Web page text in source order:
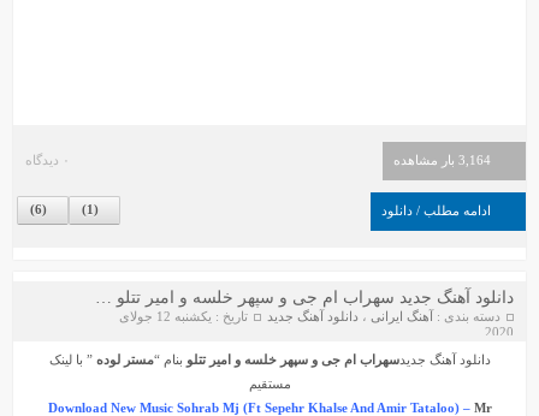
3,164 بار مشاهده ۰ دیدگاه
ادامه مطلب / دانلود (
6
) (
1
)
دسته بندی :آهنگ ایرانی ، دانلود آهنگ جدید
تاریخ : یکشنبه 12 جولای
2020
دانلود آهنگ جدیدسهراب ام جی و سپهر خلسه و امیر تتلو بنام “مستر لوده” با لینک
مستقیم
Download New Music Sohrab Mj (Ft Sepehr Khalse And Amir Tataloo) – Mr‌